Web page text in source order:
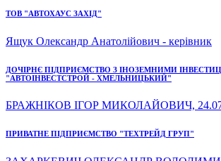
ТОВ "АВТОХАУС ЗАХІД"
Ящук Олександр Анатолійович - керівник
ДОЧІРНЄ ПІДПРИЄМСТВО З ІНОЗЕМНИМИ
"АВТОІНВЕСТСТРОЙ - ХМЕЛЬНИЦЬКИЙ"
БРАЖНІКОВ ІГОР МИКОЛАЙОВИЧ,
ПРИВАТНЕ ПІДПРИЄМСТВО "ТЕХТРЕЙД ГРУП"